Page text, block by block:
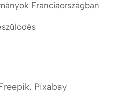
Franciaországban
Pixabay.